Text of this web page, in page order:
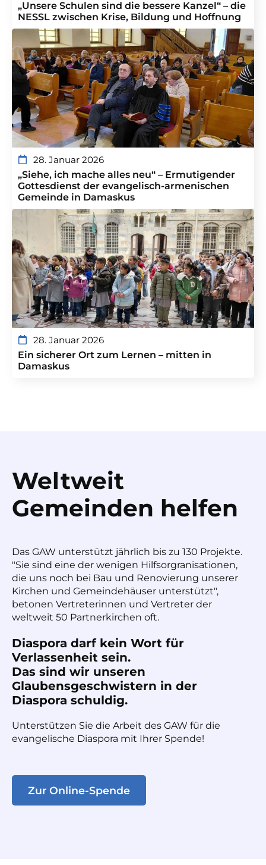
„Unsere Schulen sind die bessere Kanzel“ – die
NESSL zwischen Krise, Bildung und Hoffnung
28. Januar 2026
„Siehe, ich mache alles neu“ – Ermutigender
Gottesdienst der evangelisch-armenischen
Gemeinde in Damaskus
28. Januar 2026
Ein sicherer Ort zum Lernen – mitten in
Damaskus
Weltweit
Gemeinden helfen
Das GAW unterstützt jährlich bis zu 130 Projekte.
"Sie sind eine der wenigen Hilfsorgranisationen,
die uns noch bei Bau und Renovierung unserer
Kirchen und Gemeindehäuser unterstützt",
betonen Vertreterinnen und Vertreter der
weltweit 50 Partnerkirchen oft.
Diaspora darf kein Wort für
Verlassenheit sein.
Das sind wir unseren
Glaubensgeschwistern in der
Diaspora schuldig.
Unterstützen Sie die Arbeit des GAW für die
evangelische Diaspora mit Ihrer Spende!
Zur Online-Spende